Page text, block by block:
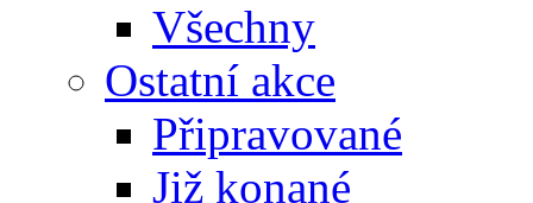
Všechny
Ostatní akce
Připravované
Již konané